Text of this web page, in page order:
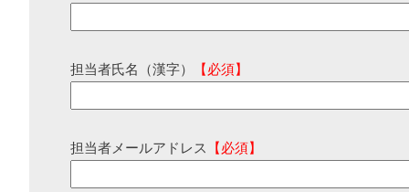
担当者氏名（漢字） 【必須】
担当者メールアドレス 【必須】